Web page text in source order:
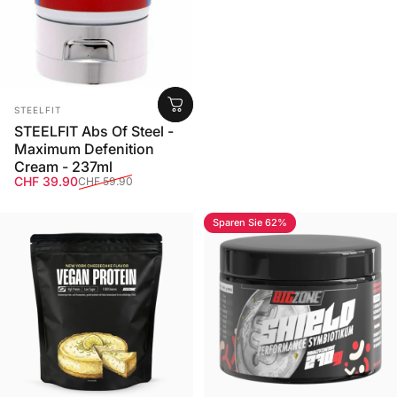
Anbieter:
STEELFIT
STEELFIT Abs Of Steel -
Maximum Defenition
Cream - 237ml
Verkaufspreis
CHF 39.90
Normaler Preis
CHF 59.90
Sparen Sie 62%